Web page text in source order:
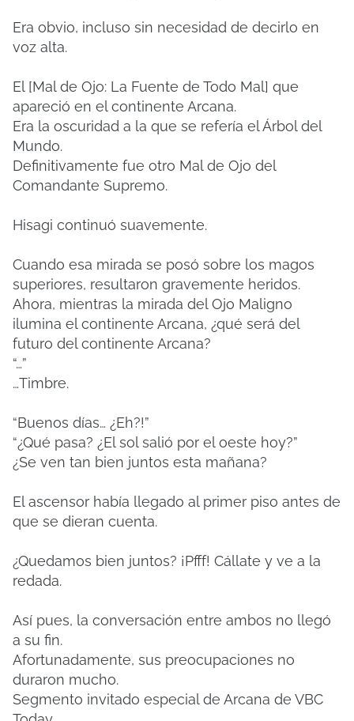
Era obvio, incluso sin necesidad de decirlo en
voz alta.
El [Mal de Ojo: La Fuente de Todo Mal] que
apareció en el continente Arcana.
Era la oscuridad a la que se refería el Árbol del
Mundo.
Definitivamente fue otro Mal de Ojo del
Comandante Supremo.
Hisagi continuó suavemente.
Cuando esa mirada se posó sobre los magos
superiores, resultaron gravemente heridos.
Ahora, mientras la mirada del Ojo Maligno
ilumina el continente Arcana, ¿qué será del
futuro del continente Arcana?
“…”
…Timbre.
“Buenos días… ¿Eh?!”
“¿Qué pasa? ¿El sol salió por el oeste hoy?”
¿Se ven tan bien juntos esta mañana?
El ascensor había llegado al primer piso antes de
que se dieran cuenta.
¿Quedamos bien juntos? ¡Pfff! Cállate y ve a la
redada.
Así pues, la conversación entre ambos no llegó
a su fin.
Afortunadamente, sus preocupaciones no
duraron mucho.
Segmento invitado especial de Arcana de VBC